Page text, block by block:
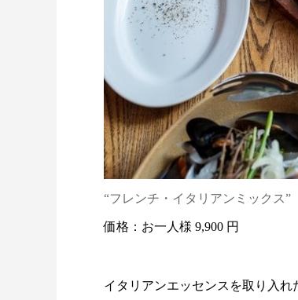
“フレンチ・イタリアンミックス”
価格：お一人様 9,900 円
イタリアンエッセンスを取り入れ